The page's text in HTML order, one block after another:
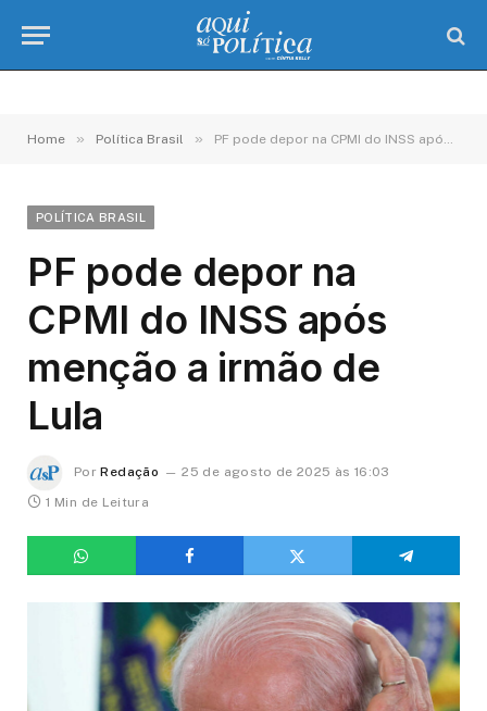
Home » Política Brasil » PF pode depor na CPMI do INSS após menção a irmão de Lula
POLÍTICA BRASIL
PF pode depor na
CPMI do INSS após
menção a irmão de
Lula
Por Redação
25 de agosto de 2025 às 16:03
1 Min de Leitura